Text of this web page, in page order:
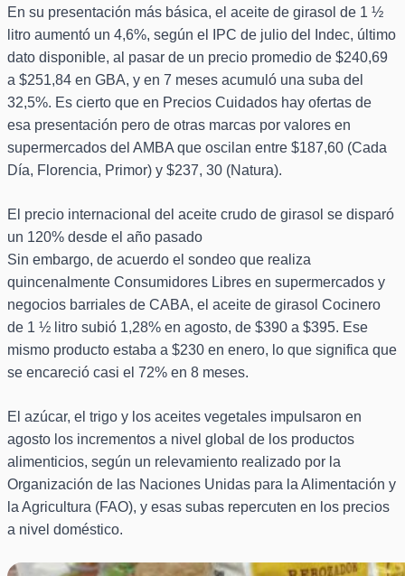
En su presentación más básica, el aceite de girasol de 1 ½
litro aumentó un 4,6%, según el IPC de julio del Indec, último
dato disponible, al pasar de un precio promedio de $240,69
a $251,84 en GBA, y en 7 meses acumuló una suba del
32,5%. Es cierto que en Precios Cuidados hay ofertas de
esa presentación pero de otras marcas por valores en
supermercados del AMBA que oscilan entre $187,60 (Cada
Día, Florencia, Primor) y $237, 30 (Natura).
El precio internacional del aceite crudo de girasol se disparó
un 120% desde el año pasado
Sin embargo, de acuerdo el sondeo que realiza
quincenalmente Consumidores Libres en supermercados y
negocios barriales de CABA, el aceite de girasol Cocinero
de 1 ½ litro subió 1,28% en agosto, de $390 a $395. Ese
mismo producto estaba a $230 en enero, lo que significa que
se encareció casi el 72% en 8 meses.
El azúcar, el trigo y los aceites vegetales impulsaron en
agosto los incrementos a nivel global de los productos
alimenticios, según un relevamiento realizado por la
Organización de las Naciones Unidas para la Alimentación y
la Agricultura (FAO), y esas subas repercuten en los precios
a nivel doméstico.